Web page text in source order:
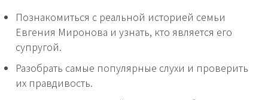
Познакомиться с реальной историей семьи
Евгения Миронова и узнать, кто является его
супругой.
Разобрать самые популярные слухи и проверить
их правдивость.